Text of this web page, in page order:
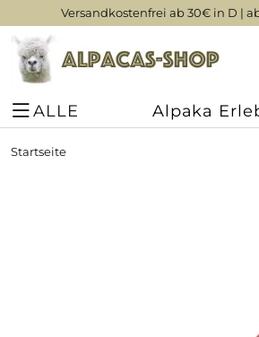
Versandkostenfrei ab 30€ in D |
ALLE Alpaka
Startseite